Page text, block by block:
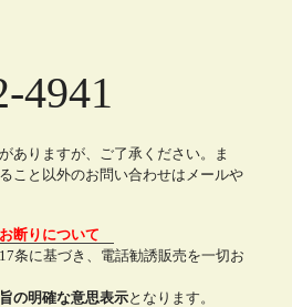
4941
ありますが、ご了承ください。ま
こと以外のお問い合わせはメールや
断りについて
条に基づき、電話勧誘販売を一切お
の明確な意思表示となります。